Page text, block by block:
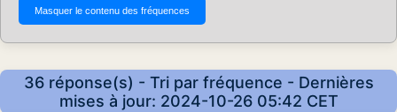
36 réponse(s) - Tri par fréquence - Dernières
mises à jour: 2024-10-26 05:42 CET